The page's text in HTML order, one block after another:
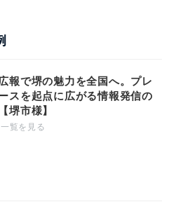
報で堺の魅力を全国へ。プレ
スを起点に広がる情報発信の
堺市様】
覧を見る